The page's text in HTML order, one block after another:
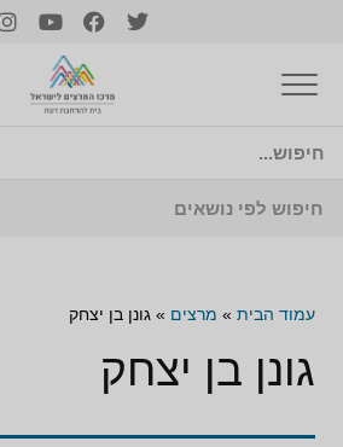
עמוד הבית » מרצים »גונן בן יצחק
גונן בן יצחק